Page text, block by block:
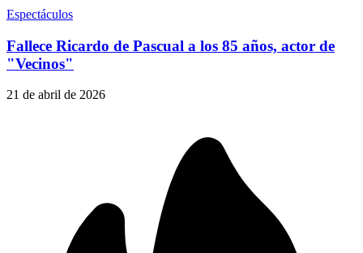
Espectáculos
Fallece Ricardo de Pascual a los 85 años, actor de
"Vecinos"
21 de abril de 2026